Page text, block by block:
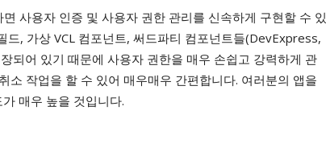
사용자 인증 및 사용자 권한 관리를 신속하게 구현할 수 있
, 가상 VCL 컴포넌트, 써드파티 컴포넌트들(DevExpress,
되어 있기 때문에 사용자 권한을 매우 손쉽고 강력하게 관
작업을 할 수 있어 매우매우 간편합니다. 여러분의 앱을
매우 높을 것입니다.